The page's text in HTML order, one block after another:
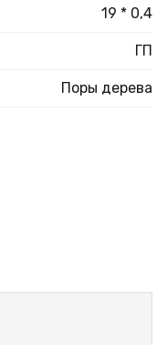
19 * 0,4
ГП
Поры дерева